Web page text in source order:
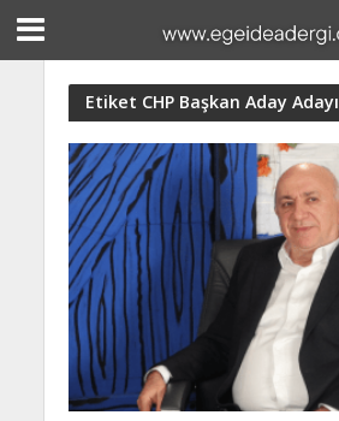
Etiket CHP Başkan Aday Adayı